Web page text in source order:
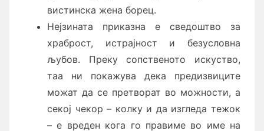
вистинска жена борец.
Нејзината приказна е сведоштво за
храброст, истрајност и безусловна
љубов. Преку сопственото искуство,
таа ни покажува дека предизвиците
можат да се претворат во можности, а
секој чекор – колку и да изгледа тежок
– е вреден кога го правиме во име на